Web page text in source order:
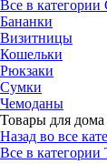
Все в
Бананки
Визитницы
Кошельки
Рюкзаки
Сумки
Чемоданы
Товары для дома
Назад во все
Все в категории